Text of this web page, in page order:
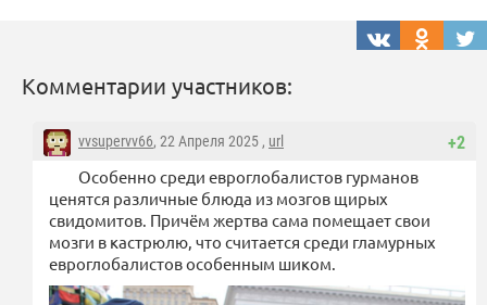
Комментарии участников:
+2
vvsupervv66, 22 Апреля 2025 , url
Особенно среди евроглобалистов гурманов
ценятся различные блюда из мозгов щирых
свидомитов. Причём жертва сама помещает свои
мозги в кастрюлю, что считается среди гламурных
евроглобалистов особенным шиком.